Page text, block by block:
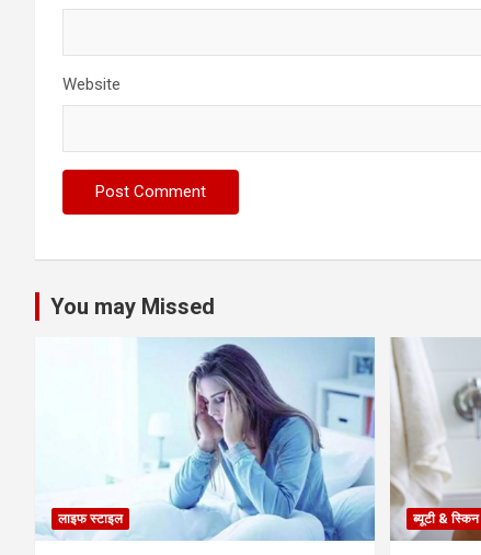
Website
You may Missed
लाइफ स्टाइल ब्यूटी & स्किन